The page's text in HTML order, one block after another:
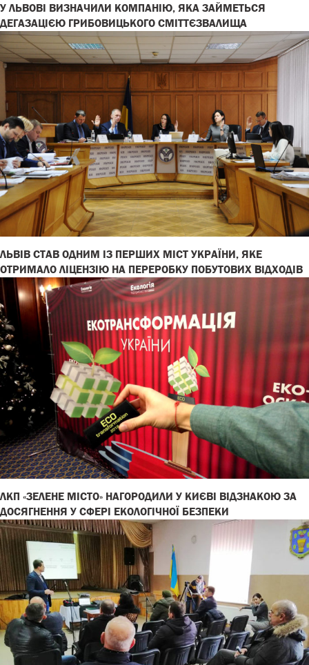
У ЛЬВОВІ ВИЗНАЧИЛИ КОМПАНІЮ, ЯКА ЗАЙМЕТЬСЯ
ДЕГАЗАЦІЄЮ ГРИБОВИЦЬКОГО СМІТТЄЗВАЛИЩА
ЛЬВІВ СТАВ ОДНИМ ІЗ ПЕРШИХ МІСТ УКРАЇНИ, ЯКЕ
ОТРИМАЛО ЛІЦЕНЗІЮ НА ПЕРЕРОБКУ ПОБУТОВИХ ВІДХОДІВ
ЛКП «ЗЕЛЕНЕ МІСТО» НАГОРОДИЛИ У КИЄВІ ВІДЗНАКОЮ ЗА
ДОСЯГНЕННЯ У СФЕРІ ЕКОЛОГІЧНОЇ БЕЗПЕКИ